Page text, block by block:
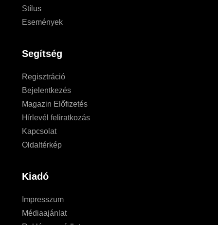
Stílus
Események
Segítség
Regisztráció
Bejelentkezés
Magazin Előfizetés
Hírlevél feliratkozás
Kapcsolat
Oldaltérkép
Kiadó
Impresszum
Médiaajánlat